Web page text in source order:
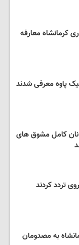
کرمانشاه معارفه
پاوه معرفی شدند
نان کامل مشوق های
به مصدومان